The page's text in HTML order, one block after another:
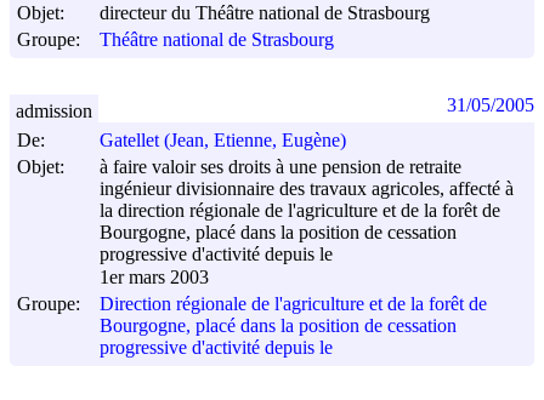
Objet:
directeur du Théâtre national de Strasbourg
Groupe:
Théâtre national de Strasbourg
De:
Gatellet (Jean, Etienne, Eugène)
Objet:
à faire valoir ses droits à une pension de retraite
ingénieur divisionnaire des travaux agricoles, affecté à
la direction régionale de l'agriculture et de la forêt de
Bourgogne, placé dans la position de cessation
progressive d'activité depuis le
1er mars 2003
Groupe:
Direction régionale de l'agriculture et de la forêt de
Bourgogne, placé dans la position de cessation
progressive d'activité depuis le
admission 31/05/2005